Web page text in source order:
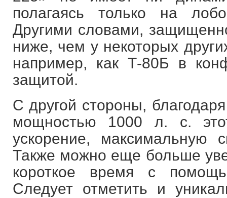
полагаясь только на
Другими словами,
ниже, чем у некоторых
например, как Т-80Б в
защитой.
С другой стороны,
мощностью 1000 л. с.
ускорение, максимальную
Также можно еще больше
короткое время с
Следует отметить и